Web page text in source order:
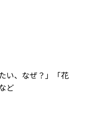
い、なぜ？」「花
ど